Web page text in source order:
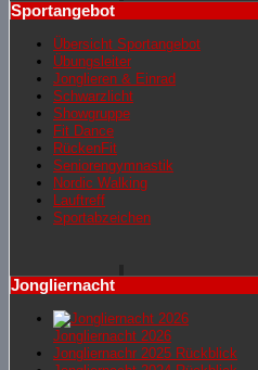
Sportangebot
Übersicht Sportangebot
Übungsleiter
Jonglieren & Einrad
Schwarzlicht
Showgruppe
Fit Dance
RückenFit
Seniorengymnastik
Nordic Walking
Lauftreff
Sportabzeichen
Jongliernacht
Jongliernacht 2026
Jongliernachr 2025 Rückblick